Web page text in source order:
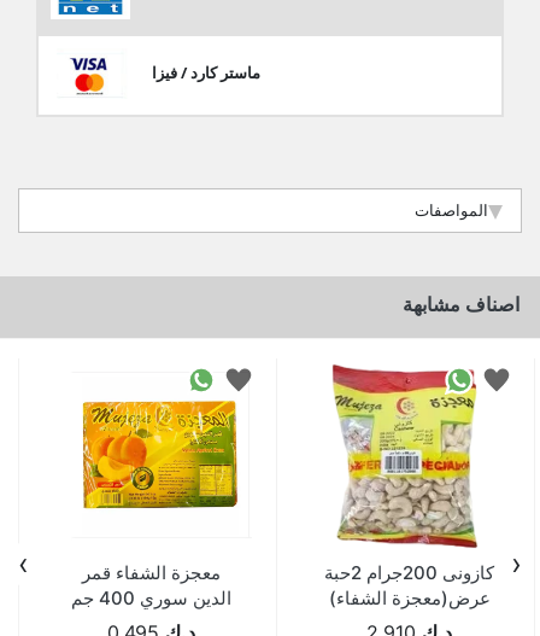
ماستر كارد / فيزا
المواصفات
اصناف مشابهة
كازونى 200جرام 2حبة
عرض(معجزة الشفاء)
معجزة الشفاء قمر
الدين سوري 400 جم
‹
›